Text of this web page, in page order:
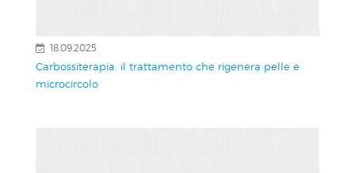
18.09.2025
Carbossiterapia: il trattamento che rigenera pelle e
microcircolo